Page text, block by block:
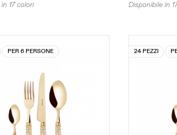
17 colori Disponibile in
PER 6 PERSONE 24 PEZZI